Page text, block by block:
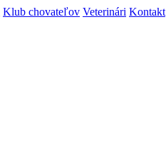
Klub chovateľov Veterinári Kontakt